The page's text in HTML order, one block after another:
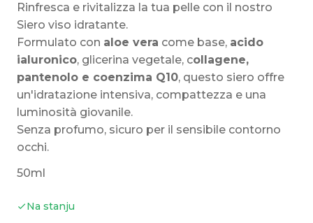
Rinfresca e rivitalizza la tua pelle con il nostro
Siero viso idratante.
Formulato con aloe vera come base, acido
ialuronico, glicerina vegetale, collagene,
pantenolo e coenzima Q10, questo siero offre
un'idratazione intensiva, compattezza e una
luminosità giovanile.
Senza profumo, sicuro per il sensibile contorno
occhi.
50ml
Na stanju